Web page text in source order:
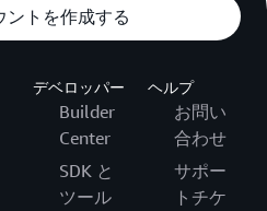
ントを作成する
デベロッパー
Builder
Center
SDK と
ツール
ヘルプ
お問い
合わせ
サポー
トチケ